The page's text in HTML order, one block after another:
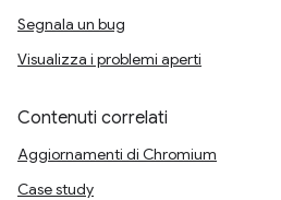
Segnala un bug
Visualizza i problemi aperti
Contenuti correlati
Aggiornamenti di Chromium
Case study